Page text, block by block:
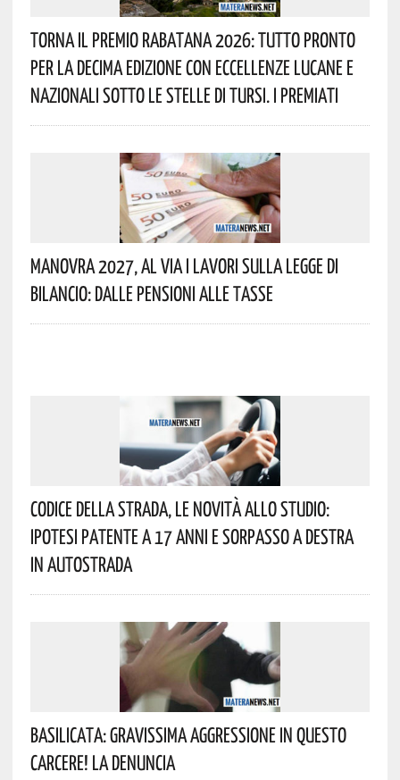
Torna Il Premio Rabatana 2026: Tutto Pronto
Per La Decima Edizione Con Eccellenze Lucane E
Nazionali Sotto Le Stelle Di Tursi. I Premiati
Manovra 2027, Al Via I Lavori Sulla Legge Di
Bilancio: Dalle Pensioni Alle Tasse
Codice Della Strada, Le Novità Allo Studio:
Ipotesi Patente A 17 Anni E Sorpasso A Destra
In Autostrada
Basilicata: Gravissima Aggressione In Questo
Carcere! La Denuncia